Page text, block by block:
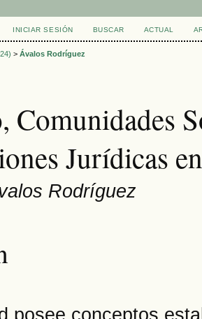
INICIAR SESIÓN BUSCAR ACTUAL
>Ávalos Rodríguez
Comunidades
Jurídicas
Rodríguez
posee conceptos